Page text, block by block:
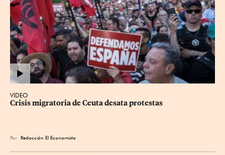
VIDEO
Crisis migratoria de Ceuta desata protestas
Por Redacción El Economista